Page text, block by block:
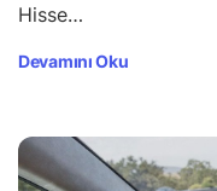
Hisse…
Devamını Oku